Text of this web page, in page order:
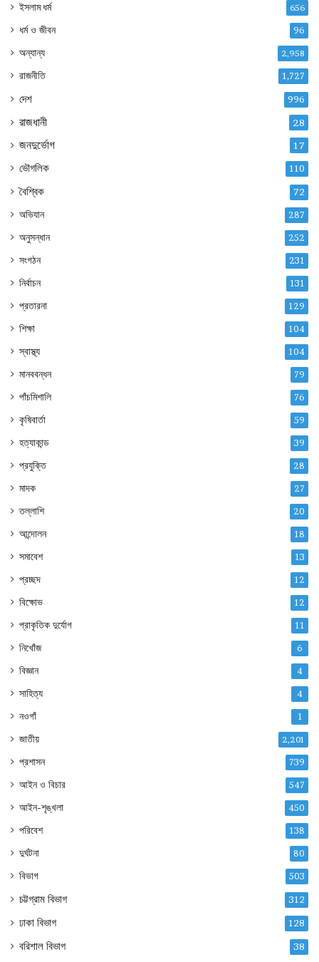
ইসলাম ধর্ম 656
ধর্ম ও জীবন 96
অন্যান্য 2,958
রাজনীতি 1,727
দেশ 996
রাজধানী 28
জনদুর্ভোগ 17
ভৌগলিক 110
বৈশ্বিক 72
অভিযান 287
অনুসন্ধান 252
সংগঠন 231
নির্বাচন 131
প্রতারনা 129
শিক্ষা 104
স্বাস্থ্য 104
মানববন্ধন 79
পাঁচমিশালি 76
কৃষিবার্তা 59
হত্যাকান্ড 39
প্রযুক্তি 28
মাদক 27
তল্লাশি 20
আন্দোলন 18
সমাবেশ 13
প্রচ্ছদ 12
বিক্ষোভ 12
প্রাকৃতিক দুর্যোগ 11
নিখোঁজ 6
বিজ্ঞান 4
সাহিত্য 4
নওগাঁ 1
জাতীয় 2,201
প্রশাসন 739
আইন ও বিচার 547
আইন-শৃঙ্খলা 450
পরিবেশ 138
দুর্ঘটনা 80
বিভাগ 503
চট্টগ্রাম বিভাগ 312
ঢাকা বিভাগ 128
বরিশাল বিভাগ 38